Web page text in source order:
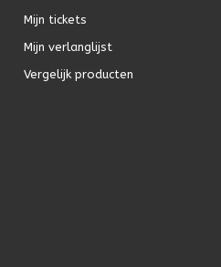
Mijn tickets
Mijn verlanglijst
Vergelijk producten